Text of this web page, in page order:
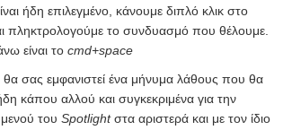
ήδη επιλεγμένο, κάνουμε διπλό κλικ στο
πληκτρολογούμε το συνδυασμό που θέλουμε.
είναι το cmd+space
σας εμφανιστεί ένα μήνυμα λάθους που θα
κάπου αλλού και συγκεκριμένα για την
του Spotlightστα αριστερά και με τον ίδιο